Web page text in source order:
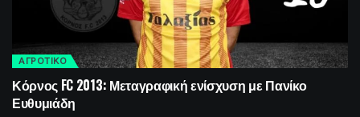
ΑΓΡΟΤΙΚΟ
Κόρνος FC 2013: Μεταγραφική ενίσχυση με Πανίκο
Ευθυμιάδη